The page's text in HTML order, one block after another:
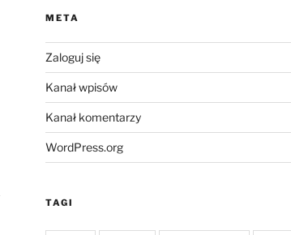
META
Zaloguj się
Kanał wpisów
Kanał komentarzy
WordPress.org
TAGI